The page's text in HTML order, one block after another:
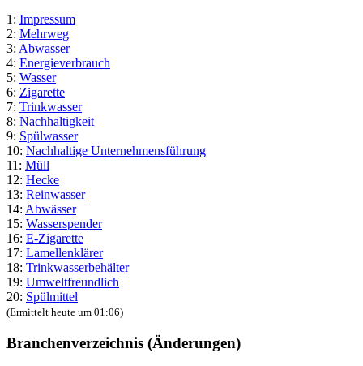
1: Impressum
2: Mehrweg
3: Abwasser
4: Energieverbrauch
5: Wasser
6: Zigarette
7: Trinkwasser
8: Nachhaltigkeit
9: Spülwasser
10: Nachhaltige Unternehmensführung
11: Müll
12: Hecke
13: Reinwasser
14: Abwässer
15: Wasserspender
16: E-Zigarette
17: Lamellenklärer
18: Trinkwasserbehälter
19: Umweltfreundlich
20: Spülmittel
(Ermittelt heute um 01:06)
Branchenverzeichnis (Änderungen)